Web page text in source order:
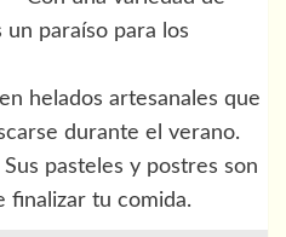
paraíso para los
helados artesanales que
durante el verano.
Sus pasteles y postres son
finalizar tu comida.